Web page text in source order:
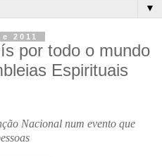
▼
2011
por todo o mundo
Espirituais
Nacional num evento que